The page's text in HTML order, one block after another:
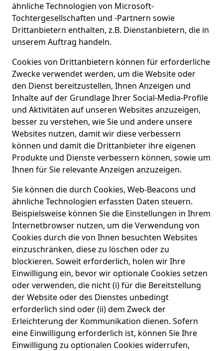
ähnliche Technologien von Microsoft-
Tochtergesellschaften und -Partnern sowie
Drittanbietern enthalten, z.B. Dienstanbietern, die in
unserem Auftrag handeln.
Cookies von Drittanbietern können für erforderliche
Zwecke verwendet werden, um die Website oder
den Dienst bereitzustellen, Ihnen Anzeigen und
Inhalte auf der Grundlage Ihrer Social-Media-Profile
und Aktivitäten auf unseren Websites anzuzeigen,
besser zu verstehen, wie Sie und andere unsere
Websites nutzen, damit wir diese verbessern
können und damit die Drittanbieter ihre eigenen
Produkte und Dienste verbessern können, sowie um
Ihnen für Sie relevante Anzeigen anzuzeigen.
Sie können die durch Cookies, Web-Beacons und
ähnliche Technologien erfassten Daten steuern.
Beispielsweise können Sie die Einstellungen in Ihrem
Internetbrowser nutzen, um die Verwendung von
Cookies durch die von Ihnen besuchten Websites
einzuschränken, diese zu löschen oder zu
blockieren. Soweit erforderlich, holen wir Ihre
Einwilligung ein, bevor wir optionale Cookies setzen
oder verwenden, die nicht (i) für die Bereitstellung
der Website oder des Dienstes unbedingt
erforderlich sind oder (ii) dem Zweck der
Erleichterung der Kommunikation dienen. Sofern
eine Einwilligung erforderlich ist, können Sie Ihre
Einwilligung zu optionalen Cookies widerrufen,